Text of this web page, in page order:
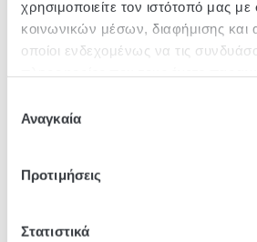
χρησιμοποιείτε τον ιστότοπό μας
κοινωνικών μέσων, διαφήμισης και
οποίοι ενδεχομένως να τις
των υπηρεσιών τους.
συγκατάθεσης
Αναγκαία
Προτιμήσεις
Στατιστικά